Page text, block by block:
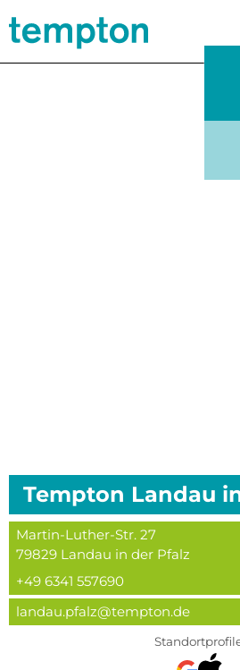
Tempton Landau
Martin-Luther-Str. 27
79829 Landau in der Pfalz
+49 6341 557690
landau.pfalz@tempton.de